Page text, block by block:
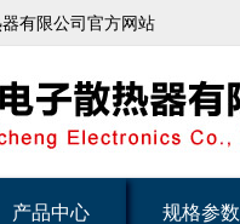
有限公司官方网站
产品中心 规格参数